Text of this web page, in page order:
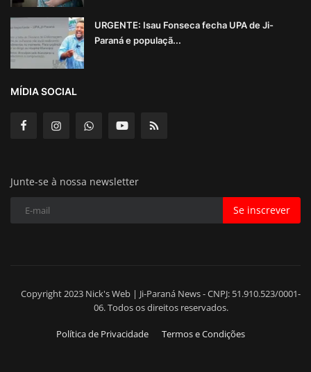
URGENTE: Isau Fonseca fecha UPA de Ji-
Paraná e populaçã...
MÍDIA SOCIAL
Junte-se à nossa newsletter
Se inscrever
Copyright 2023 Nick's Web | Ji-Paraná News - CNPJ: 51.910.523/0001-
06. Todos os direitos reservados.
Política de Privacidade Termos e Condições